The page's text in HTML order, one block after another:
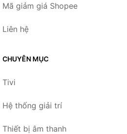
Mã giảm giá Shopee
Liên hệ
CHUYÊN MỤC
Tivi
Hệ thống giải trí
Thiết bị âm thanh